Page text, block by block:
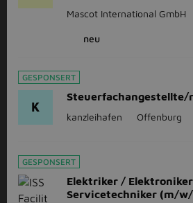
Mascot International GmbH
neu
GESPONSERT
K
kanzleihafen Offenburg
GESPONSERT
Elektriker /
Servicetechniker (m/